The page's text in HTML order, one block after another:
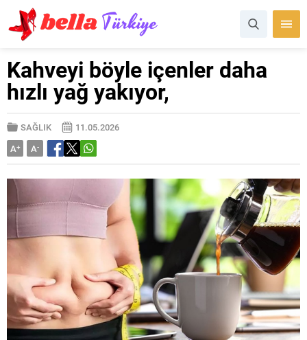
Kahveyi böyle içenler daha
hızlı yağ yakıyor,
SAĞLIK
11.05.2026
A+ A-